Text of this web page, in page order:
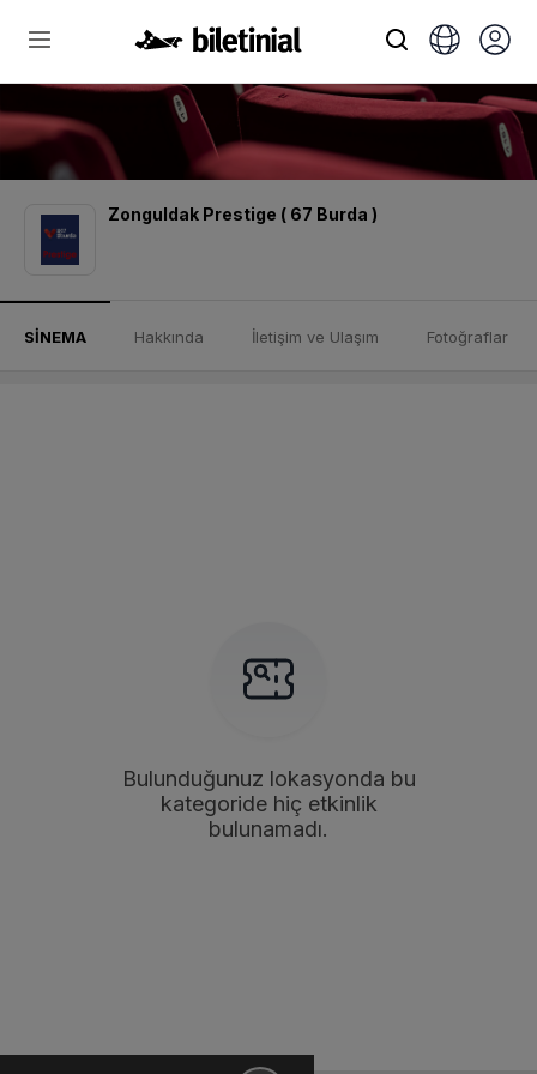
Zonguldak Prestige ( 67 Burda )
SİNEMA Hakkında İletişim ve Ulaşım Fotoğraflar
Bulunduğunuz lokasyonda bu
kategoride hiç etkinlik
bulunamadı.